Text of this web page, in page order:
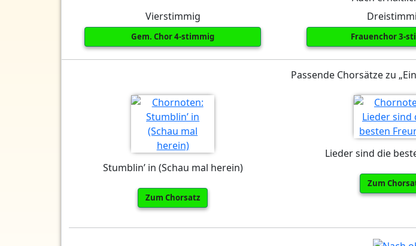
Vierstimmig
Gem. Chor 4-stimmig Frauenchor 3-
Passende Chorsätze zu
Stumblin’ in (Schau mal herein)
Zum Chorsatz
Lieder sind die
Zum